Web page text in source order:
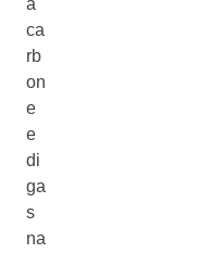
a
ca
rb
on
e
e
di
ga
s
na